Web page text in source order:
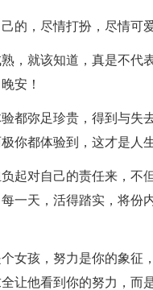
的，尽情打扮，尽情可
，就该知道，真是不代
安！
都弥足珍贵，得到与失
你都体验到，这才是人
起对自己的责任来，不
一天，活得踏实，将份
女孩，努力是你的象征
让他看到你的努力，而